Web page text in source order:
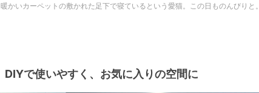
かいカーペットの敷かれた足下で寝ているという愛猫。この日ものんびりと。
DIYで使いやすく、お気に入りの空間に